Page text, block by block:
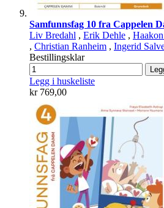
Samfunnsfag 10 fra Cappelen
Liv Bredahl , Erik Dehle ,
, Christian Ranheim , Ingerid
Bestillingsklar
Legg i huskeliste
kr 769,00